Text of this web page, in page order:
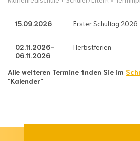
15.09.2026 Erster Schultag
02.11.2026–
06.11.2026
Herbstferien
Alle weiteren Termine finden Sie im
"Kalender"